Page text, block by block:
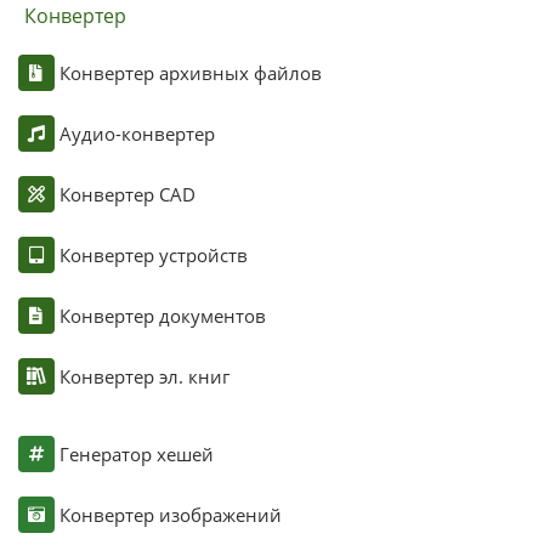
Конвертер
Конвертер архивных файлов
Аудио-конвертер
Конвертер CAD
Конвертер устройств
Конвертер документов
Конвертер эл. книг
Генератор хешей
Конвертер изображений